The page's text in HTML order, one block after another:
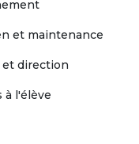
et maintenance
et direction
à l'élève